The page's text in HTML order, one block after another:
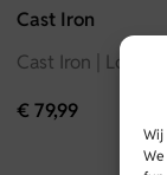
Wij
Cast Iron
Cast Iron |
€ 79,99